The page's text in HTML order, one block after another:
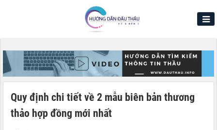
Quy định chi tiết về 2 mẫu biên bản thương
thảo hợp đồng mới nhất